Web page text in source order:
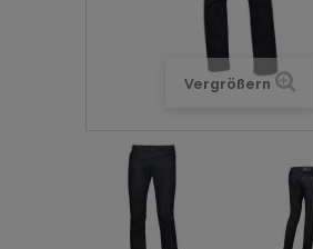
Vergrößern